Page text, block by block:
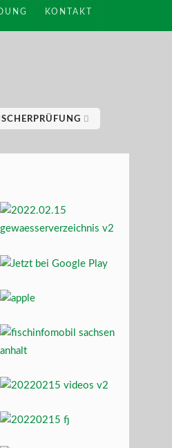
KONTAKT